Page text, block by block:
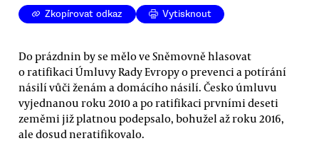
Zkopírovat odkaz Vytisknout
Do prázdnin by se mělo ve Sněmovně hlasovat
o ratifikaci Úmluvy Rady Evropy o prevenci a potírání
násilí vůči ženám a domácího násilí. Česko úmluvu
vyjednanou roku 2010 a po ratifikaci prvními deseti
zeměmi již platnou podepsalo, bohužel až roku 2016,
ale dosud neratifikovalo.